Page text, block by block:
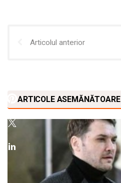
Articolul anterior
ARTICOLE ASEMĂNĂTOARE